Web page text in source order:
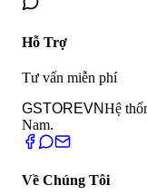
Hỗ Trợ
Tư vấn miễn phí
GSTOREVNHệ
Nam.
Về Chúng Tôi